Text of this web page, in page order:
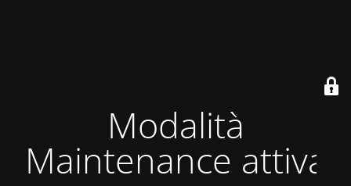
Modalità
Maintenance attiva